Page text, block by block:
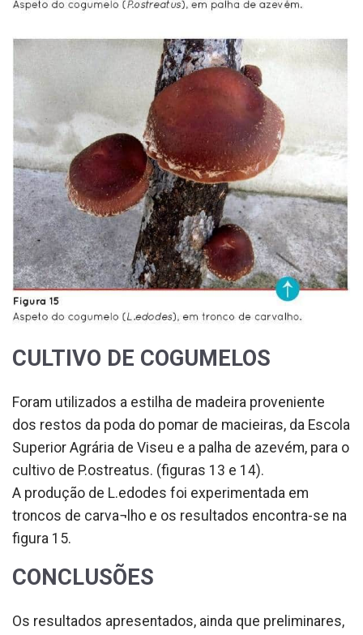
CULTIVO DE COGUMELOS
Foram utilizados a estilha de madeira proveniente
dos restos da poda do pomar de macieiras, da Escola
Superior Agrária de Viseu e a palha de azevém, para o
cultivo de P.ostreatus. (figuras 13 e 14).
A produção de L.edodes foi experimentada em
troncos de carva¬lho e os resultados encontra-se na
figura 15.
CONCLUSÕES
Os resultados apresentados, ainda que preliminares,